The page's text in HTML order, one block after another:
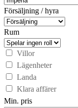
Försäljning / hyra
Rum
Villor
Lägenheter
Landa
Klara affärer
Min. pris